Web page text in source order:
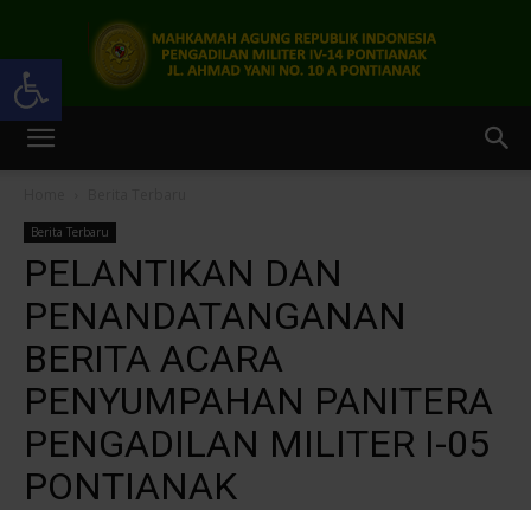
Open toolbar
IV-
Berita Terbaru
PELANTIKAN DAN
PENANDATANGANAN
BERITA ACARA
PENYUMPAHAN PANITERA
PENGADILAN MILITER I-05
PONTIANAK